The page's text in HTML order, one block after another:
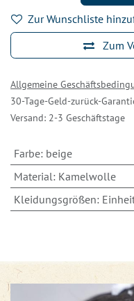
Zum
Zur Wunschliste
Allgemeine
30-Tage-Geld-zurück-
Versand: 2-3 Geschäftstage
Farbe: beige
Material: Kamelwolle
Kleidungsgrößen: